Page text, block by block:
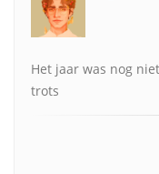
Het jaar was nog
trots